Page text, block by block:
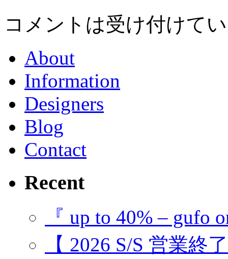
コメントは受け付けて
About
Information
Designers
Blog
Contact
Recent
『 up to 40% – gufo
【 2026 S/S 営業終